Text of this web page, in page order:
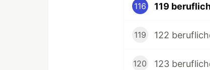
116 119
119 122
120 123